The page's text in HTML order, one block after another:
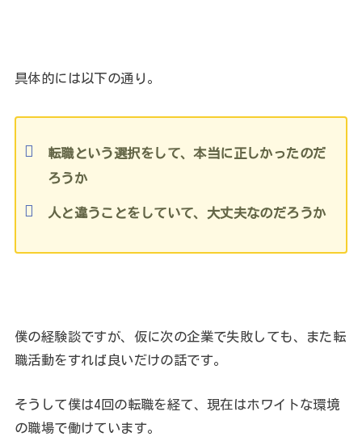
具体的には以下の通り。
転職という選択をして、本当に正しかったのだ
ろうか
人と違うことをしていて、大丈夫なのだろうか
僕の経験談ですが、仮に次の企業で失敗しても、また転
職活動をすれば良いだけの話です。
そうして僕は4回の転職を経て、現在はホワイトな環境
の職場で働けています。